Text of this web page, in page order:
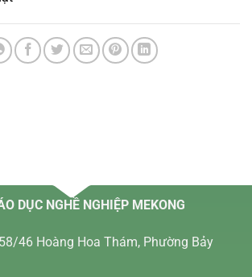
DỤC NGHỀ NGHIỆP MEKONG
46 Hoàng Hoa Thám, Phường Bảy